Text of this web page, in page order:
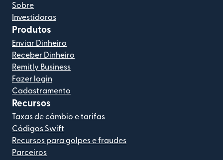
Sobre
Investidoras
Produtos
Enviar Dinheiro
Receber Dinheiro
Remitly Business
Fazer login
Cadastramento
Recursos
Taxas de câmbio e tarifas
Códigos Swift
Recursos para golpes e fraudes
Parceiros